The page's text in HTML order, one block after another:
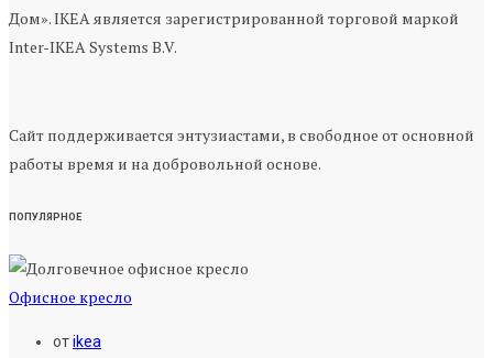
Дом». IKEA является зарегистрированной торговой маркой
Inter-IKEA Systems B.V.
Сайт поддерживается энтузиастами, в свободное от основной
работы время и на добровольной основе.
ПОПУЛЯРНОЕ
Офисное кресло
отikea